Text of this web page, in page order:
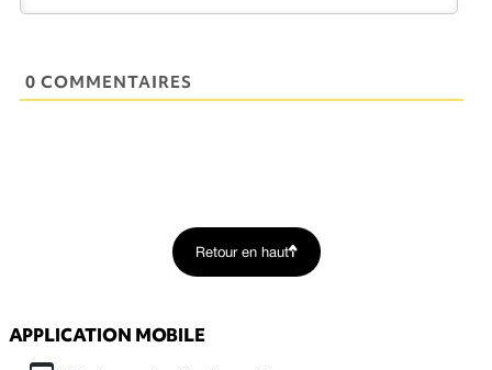
0 COMMENTAIRES
Retour en haut
APPLICATION MOBILE